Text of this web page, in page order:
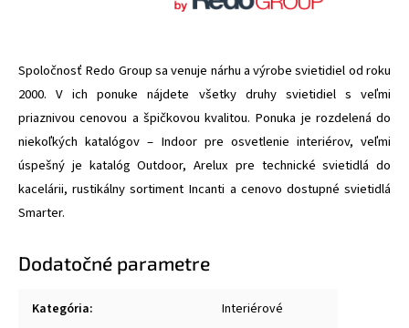
Spoločnosť Redo Group sa venuje nárhu a výrobe svietidiel od roku
2000. V ich ponuke nájdete všetky druhy svietidiel s veľmi
priaznivou cenovou a špičkovou kvalitou. Ponuka je rozdelená do
niekoľkých katalógov – Indoor pre osvetlenie interiérov, veľmi
úspešný je katalóg Outdoor, Arelux pre technické svietidlá do
kacelárii, rustikálny sortiment Incanti a cenovo dostupné svietidlá
Smarter.
Dodatočné parametre
Kategória: Interiérové